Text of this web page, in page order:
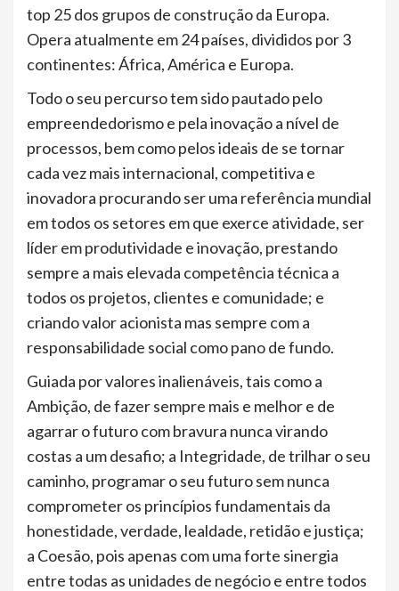
top 25 dos grupos de construção da Europa.
Opera atualmente em 24 países, divididos por 3
continentes: África, América e Europa.
Todo o seu percurso tem sido pautado pelo
empreendedorismo e pela inovação a nível de
processos, bem como pelos ideais de se tornar
cada vez mais internacional, competitiva e
inovadora procurando ser uma referência mundial
em todos os setores em que exerce atividade, ser
líder em produtividade e inovação, prestando
sempre a mais elevada competência técnica a
todos os projetos, clientes e comunidade; e
criando valor acionista mas sempre com a
responsabilidade social como pano de fundo.
Guiada por valores inalienáveis, tais como a
Ambição, de fazer sempre mais e melhor e de
agarrar o futuro com bravura nunca virando
costas a um desafio; a Integridade, de trilhar o seu
caminho, programar o seu futuro sem nunca
comprometer os princípios fundamentais da
honestidade, verdade, lealdade, retidão e justiça;
a Coesão, pois apenas com uma forte sinergia
entre todas as unidades de negócio e entre todos